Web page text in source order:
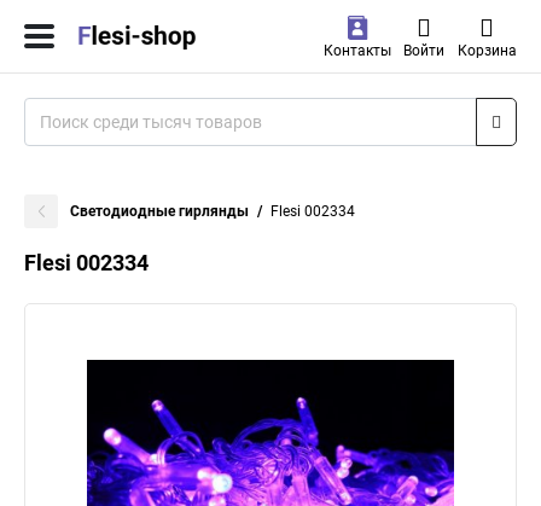
Контакты Войти Корзина
Светодиодные гирлянды Flesi 002334
Flesi 002334